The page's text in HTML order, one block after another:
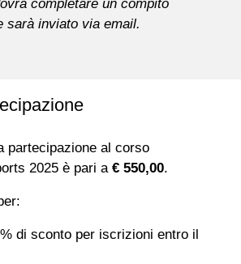
completare un compito
sarà inviato via email.
partecipazione al corso
2025 è pari a € 550,00.
di sconto per iscrizioni entro il